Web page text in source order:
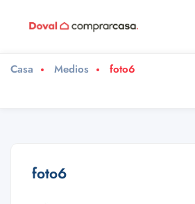
Casa Medios foto6
foto6